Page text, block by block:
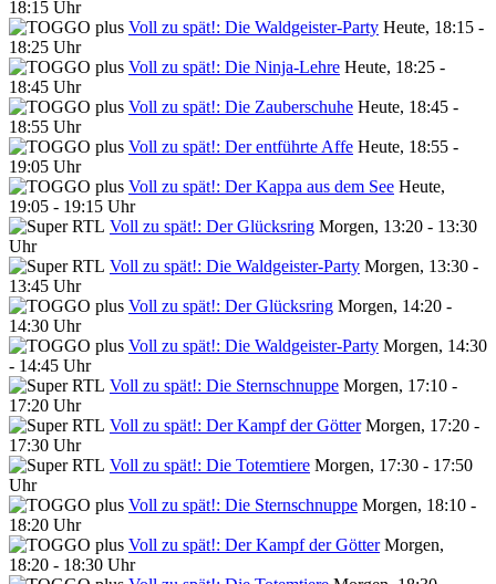
18:15 Uhr
Voll zu spät!: Die Waldgeister-Party Heute, 18:15 -
18:25 Uhr
Voll zu spät!: Die Ninja-Lehre Heute, 18:25 -
18:45 Uhr
Voll zu spät!: Die Zauberschuhe Heute, 18:45 -
18:55 Uhr
Voll zu spät!: Der entführte Affe Heute, 18:55 -
19:05 Uhr
Voll zu spät!: Der Kappa aus dem See Heute,
19:05 - 19:15 Uhr
Voll zu spät!: Der Glücksring Morgen, 13:20 - 13:30
Uhr
Voll zu spät!: Die Waldgeister-Party Morgen, 13:30 -
13:45 Uhr
Voll zu spät!: Der Glücksring Morgen, 14:20 -
14:30 Uhr
Voll zu spät!: Die Waldgeister-Party Morgen, 14:30
- 14:45 Uhr
Voll zu spät!: Die Sternschnuppe Morgen, 17:10 -
17:20 Uhr
Voll zu spät!: Der Kampf der Götter Morgen, 17:20 -
17:30 Uhr
Voll zu spät!: Die Totemtiere Morgen, 17:30 - 17:50
Uhr
Voll zu spät!: Die Sternschnuppe Morgen, 18:10 -
18:20 Uhr
Voll zu spät!: Der Kampf der Götter Morgen,
18:20 - 18:30 Uhr